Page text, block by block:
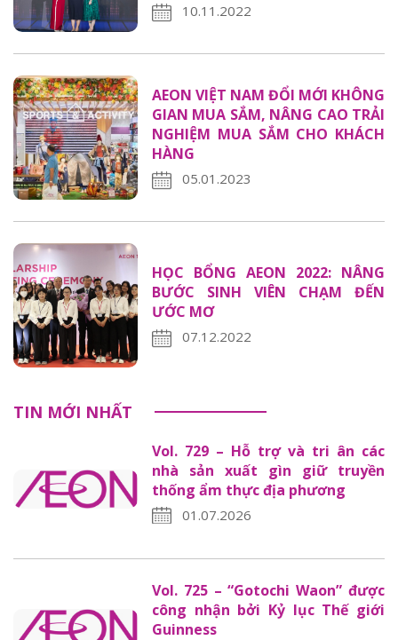
10.11.2022
AEON VIỆT NAM ĐỔI MỚI KHÔNG
GIAN MUA SẮM, NÂNG CAO TRẢI
NGHIỆM MUA SẮM CHO KHÁCH
HÀNG
05.01.2023
HỌC BỔNG AEON 2022: NÂNG
BƯỚC SINH VIÊN CHẠM ĐẾN
ƯỚC MƠ
07.12.2022
TIN MỚI NHẤT
Vol. 729 – Hỗ trợ và tri ân các
nhà sản xuất gìn giữ truyền
thống ẩm thực địa phương
01.07.2026
Vol. 725 – “Gotochi Waon” được
công nhận bởi Kỷ lục Thế giới
Guinness